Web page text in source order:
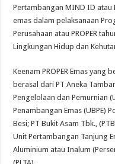
Pertambangan MIND ID
emas dalam pelaksanaan
Perusahaan atau PROPER
Lingkungan Hidup dan
Keenam PROPER Emas
berasal dari PT Aneka
Pengelolaan dan Pemurnian
Penambangan Emas (UBPE)
Besi; PT Bukit Asam Tbk.,
Unit Pertambangan Tanjung
Aluminium atau Inalum